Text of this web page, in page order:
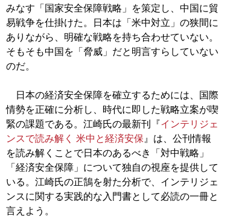
みなす「国家安全保障戦略」を策定し、中国に貿
易戦争を仕掛けた。日本は「米中対立」の狭間に
ありながら、明確な戦略を持ち合わせていない。
そもそも中国を「脅威」だと明言すらしていない
のだ。
日本の経済安全保障を確立するためには、国際
情勢を正確に分析し、時代に即した戦略立案が喫
緊の課題である。江崎氏の最新刊『インテリジェ
ンスで読み解く 米中と経済安保 』は、公刊情報
を読み解くことで日本のあるべき「対中戦略」
「経済安全保障」について独自の視座を提供して
いる。江崎氏の正鵠を射た分析で、インテリジェ
ンスに関する実践的な入門書として必読の一冊と
言えよう。